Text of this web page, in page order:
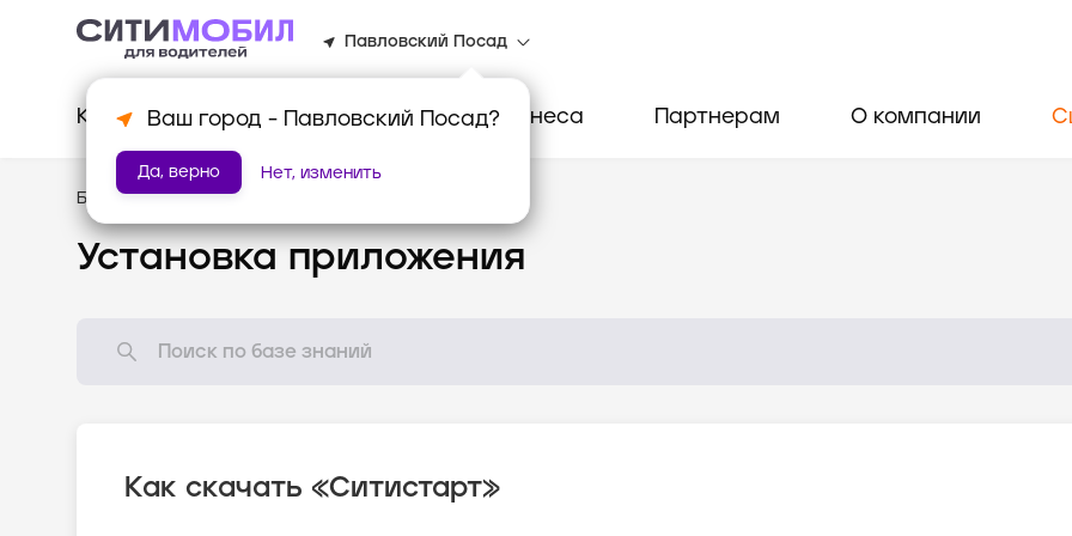
Павловский Посад
Ваш город - Павловский Посад?
Да, верно Нет, изменить
Клиентам Водителям Для бизнеса Партнерам О компании
База знаний /Популярные вопросы
Установка приложения
Как скачать «Ситистарт»